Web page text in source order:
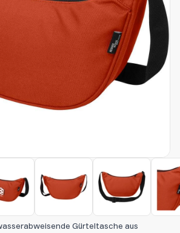
Gürteltasche aus